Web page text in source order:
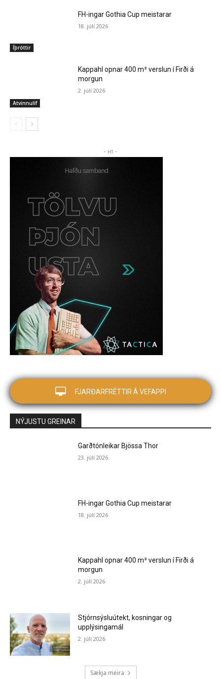
Íþróttir
FH-ingar Gothia Cup meistarar
18. júlí 2026
Atvinnulíf
Kappahl opnar 400 m² verslun í Firði á
morgun
2. júlí 2026
- H1 -
FJARÐARFRÉTTIR Á VEFAPPI
NÝJUSTU GREINAR
Garðtónleikar Bjössa Thor
23. júlí 2026
FH-ingar Gothia Cup meistarar
18. júlí 2026
Kappahl opnar 400 m² verslun í Firði á
morgun
2. júlí 2026
Stjórnsýsluútekt, kosningar og
upplýsingamál
2. júlí 2026
Sækja meira